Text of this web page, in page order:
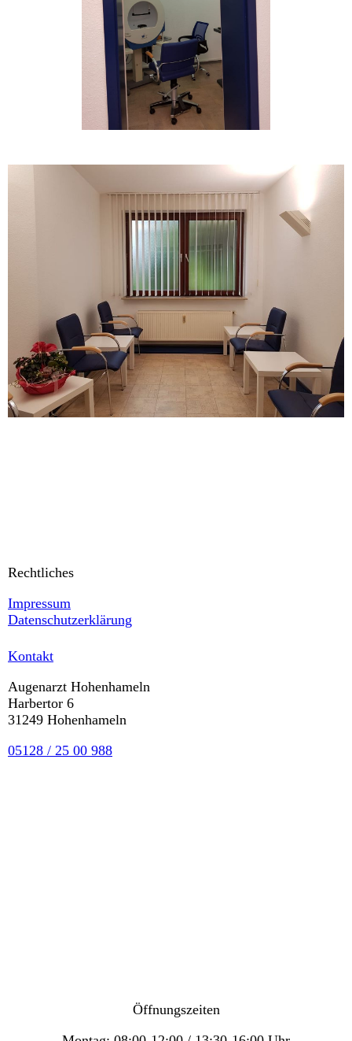
Rechtliches
Impressum
Datenschutzerklärung
Kontakt
Augenarzt Hohenhameln
Harbertor 6
31249 Hohenhameln
05128 / 25 00 988
Öffnungszeiten